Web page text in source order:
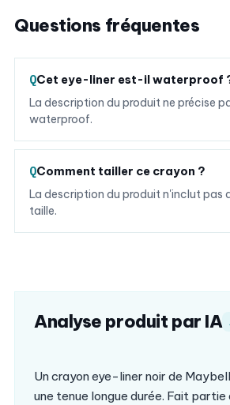
Questions fréquentes
Cet eye-liner est-il waterproof
La description du produit ne précise
waterproof.
Comment tailler ce crayon ?
La description du produit n'inclut pas
taille.
Analyse produit par IA
Un crayon eye-liner noir de
une tenue longue durée. Fait partie